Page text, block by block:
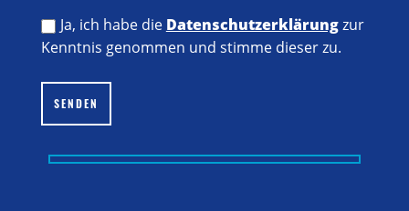
Ja, ich habe die Datenschutzerklärungzur
Kenntnis genommen und stimme dieser zu.
Bitte lasse dieses Feld leer.
SENDEN